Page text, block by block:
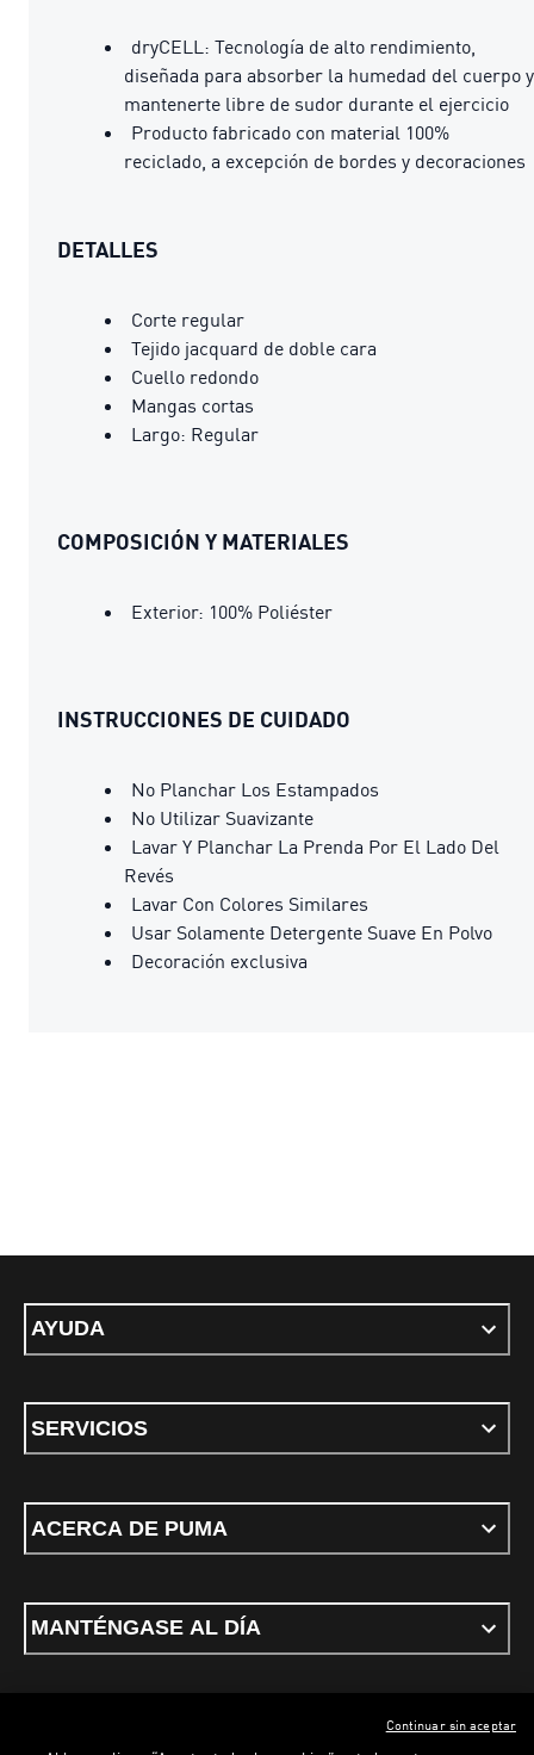
dryCELL: Tecnología de alto rendimiento,
diseñada para absorber la humedad del cuerpo y
mantenerte libre de sudor durante el ejercicio
Producto fabricado con material 100%
reciclado, a excepción de bordes y decoraciones
DETALLES
Corte regular
Tejido jacquard de doble cara
Cuello redondo
Mangas cortas
Largo: Regular
COMPOSICIÓN Y MATERIALES
Exterior: 100% Poliéster
INSTRUCCIONES DE CUIDADO
No Planchar Los Estampados
No Utilizar Suavizante
Lavar Y Planchar La Prenda Por El Lado Del
Revés
Lavar Con Colores Similares
Usar Solamente Detergente Suave En Polvo
Decoración exclusiva
AYUDA
SERVICIOS
ACERCA DE PUMA
MANTÉNGASE AL DÍA
Continuar sin aceptar